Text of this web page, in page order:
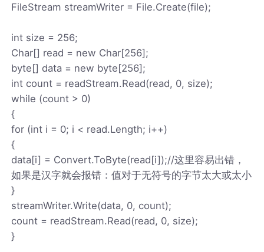
FileStream streamWriter = File.Create(file);
int size = 256;
Char[] read = new Char[256];
byte[] data = new byte[256];
int count = readStream.Read(read, 0, size);
while (count > 0)
{
for (int i = 0; i < read.Length; i++)
{
data[i] = Convert.ToByte(read[i]);//这里容易出错，
如果是汉字就会报错：值对于无符号的字节太大或太小
}
streamWriter.Write(data, 0, count);
count = readStream.Read(read, 0, size);
}